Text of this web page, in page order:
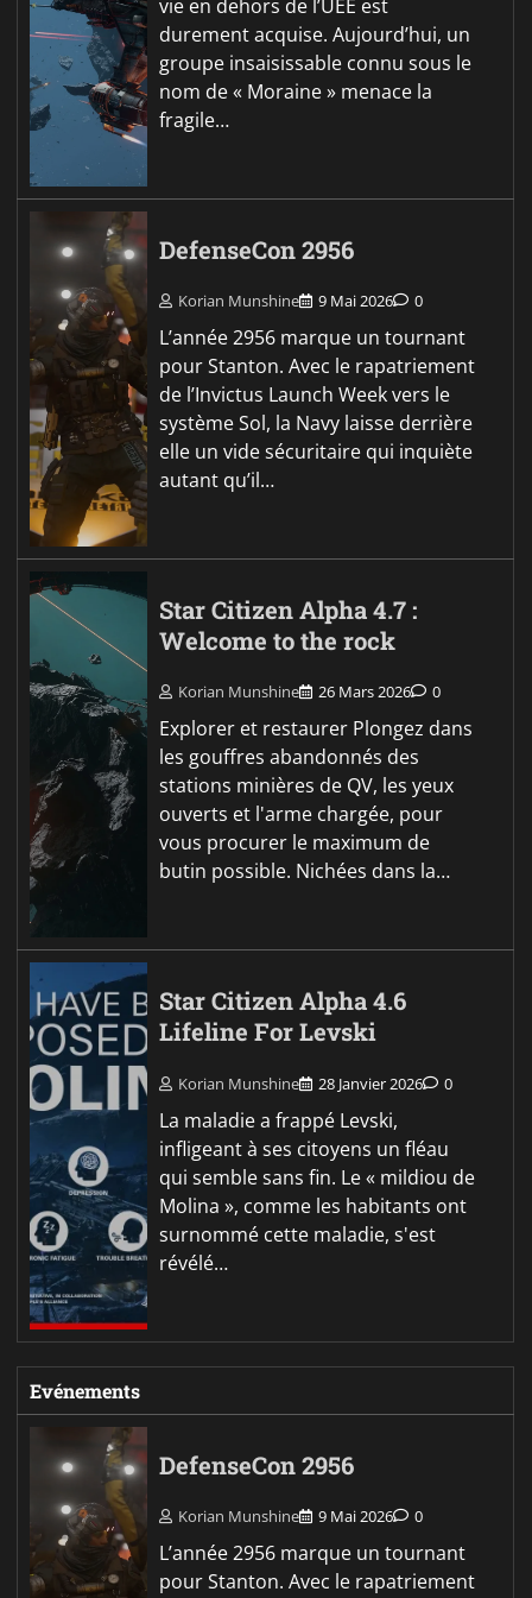
vie en dehors de l’UEE est
durement acquise. Aujourd’hui, un
groupe insaisissable connu sous le
nom de « Moraine » menace la
fragile…
DefenseCon 2956
Korian Munshine 9 Mai 2026 0
L’année 2956 marque un tournant
pour Stanton. Avec le rapatriement
de l’Invictus Launch Week vers le
système Sol, la Navy laisse derrière
elle un vide sécuritaire qui inquiète
autant qu’il…
Star Citizen Alpha 4.7 :
Welcome to the rock
Korian Munshine 26 Mars 2026 0
Explorer et restaurer Plongez dans
les gouffres abandonnés des
stations minières de QV, les yeux
ouverts et l'arme chargée, pour
vous procurer le maximum de
butin possible. Nichées dans la…
Star Citizen Alpha 4.6
Lifeline For Levski
Korian Munshine 28 Janvier 2026 0
La maladie a frappé Levski,
infligeant à ses citoyens un fléau
qui semble sans fin. Le « mildiou de
Molina », comme les habitants ont
surnommé cette maladie, s'est
révélé…
Evénements
DefenseCon 2956
Korian Munshine 9 Mai 2026 0
L’année 2956 marque un tournant
pour Stanton. Avec le rapatriement